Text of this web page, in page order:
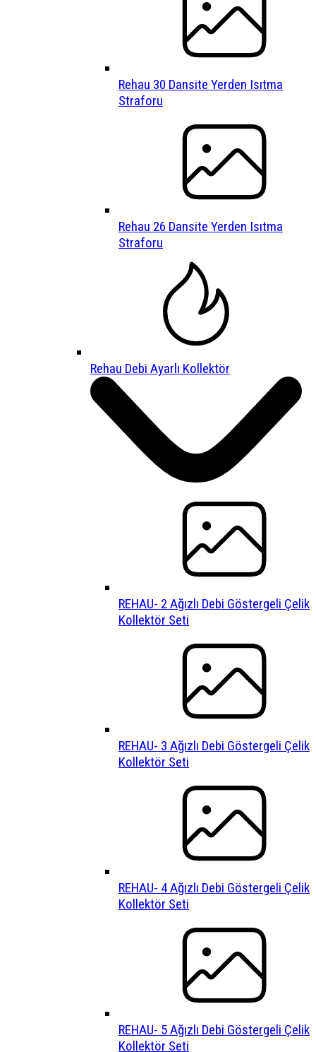
Rehau 30 Dansite Yerden Isıtma
Straforu
Rehau 26 Dansite Yerden Isıtma
Straforu
Rehau Debi Ayarlı Kollektör
REHAU- 2 Ağızlı Debi Göstergeli Çelik
Kollektör Seti
REHAU- 3 Ağızlı Debi Göstergeli Çelik
Kollektör Seti
REHAU- 4 Ağızlı Debi Göstergeli Çelik
Kollektör Seti
REHAU- 5 Ağızlı Debi Göstergeli Çelik
Kollektör Seti